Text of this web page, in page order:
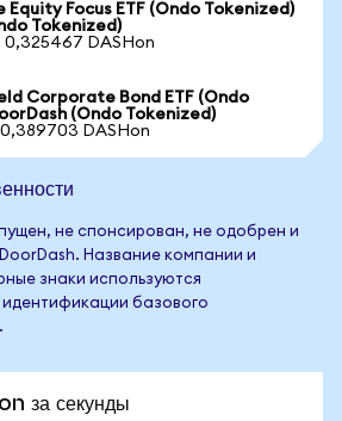
Equity Focus ETF (Ondo Tokenized)
Tokenized)
0,325467 DASHon
Corporate Bond ETF (Ondo
(Ondo Tokenized)
0,389703 DASHon
не спонсирован, не одобрен и
Название компании и
знаки используются
базового
за секунды